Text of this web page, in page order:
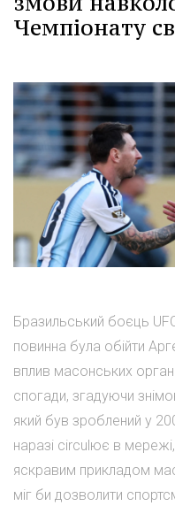
Чемпіонату
Бразильський боєць
повинна була обійти
вплив масонських
спогади, згадуючи
який був зроблений у
наразі circulює в
яскравим прикладом
міг би дозволити